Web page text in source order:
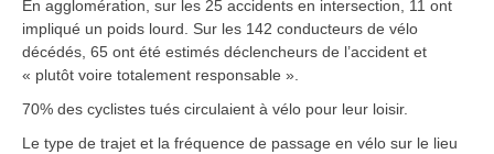
En agglomération, sur les 25 accidents en intersection, 11 ont
impliqué un poids lourd. Sur les 142 conducteurs de vélo
décédés, 65 ont été estimés déclencheurs de l’accident et
« plutôt voire totalement responsable ».
70% des cyclistes tués circulaient à vélo pour leur loisir.
Le type de trajet et la fréquence de passage en vélo sur le lieu